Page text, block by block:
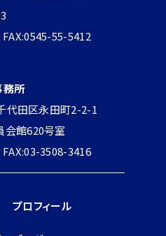
55-5412
務所
田区永田町2-2-1
会館620号室
3508-3416
プロフィール